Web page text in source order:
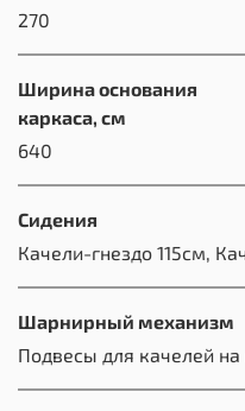
270
Ширина основания
каркаса, см
640
Сидения
Качели-гнездо 115см,
Шарнирный механизм
Подвесы для качелей